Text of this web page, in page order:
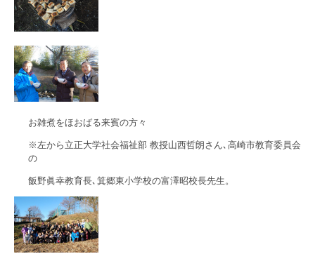
お雑煮をほおばる来賓の方々
※左から立正大学社会福祉部 教授山西哲朗さん､高崎市教育委員会
の
飯野眞幸教育長､箕郷東小学校の富澤昭校長先生。